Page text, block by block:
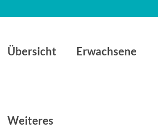
Übersicht Erwachsene
Weiteres